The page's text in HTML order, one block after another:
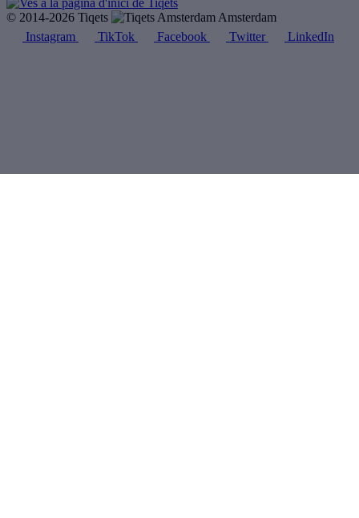
© 2014-2026 Tiqets
Amsterdam
Instagram
TikTok Facebook Twitter LinkedIn